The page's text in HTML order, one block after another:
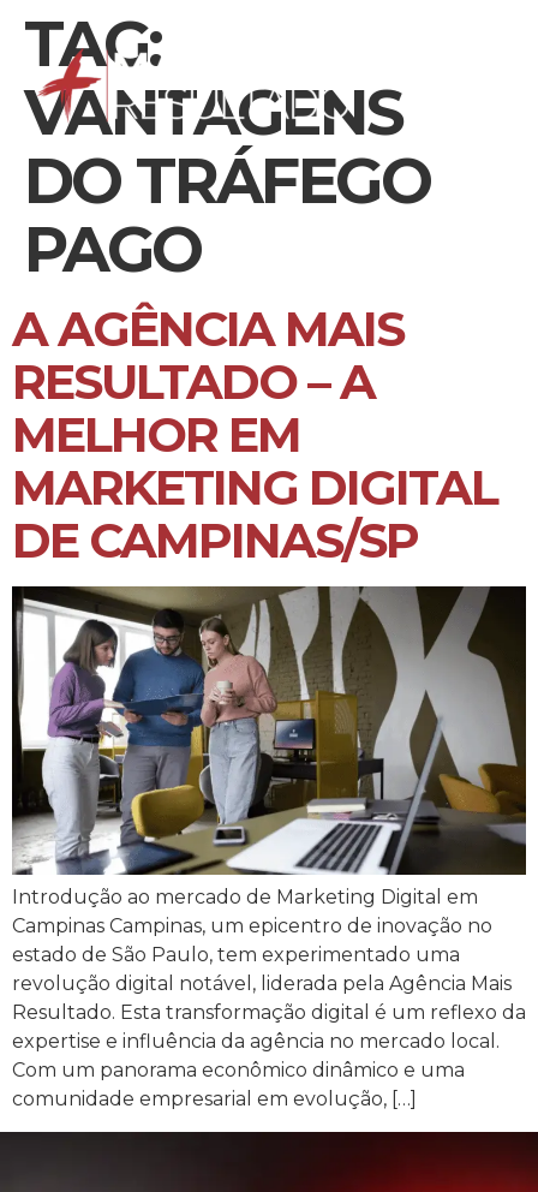
TAG:
VANTAGENS
DO TRÁFEGO
PAGO
A AGÊNCIA MAIS
RESULTADO – A
MELHOR EM
MARKETING DIGITAL
DE CAMPINAS/SP
Introdução ao mercado de Marketing Digital em
Campinas Campinas, um epicentro de inovação no
estado de São Paulo, tem experimentado uma
revolução digital notável, liderada pela Agência Mais
Resultado. Esta transformação digital é um reflexo da
expertise e influência da agência no mercado local.
Com um panorama econômico dinâmico e uma
comunidade empresarial em evolução, […]